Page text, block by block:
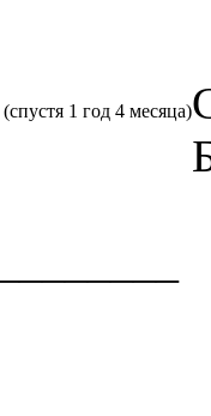
(спустя 1 год 4 месяца)